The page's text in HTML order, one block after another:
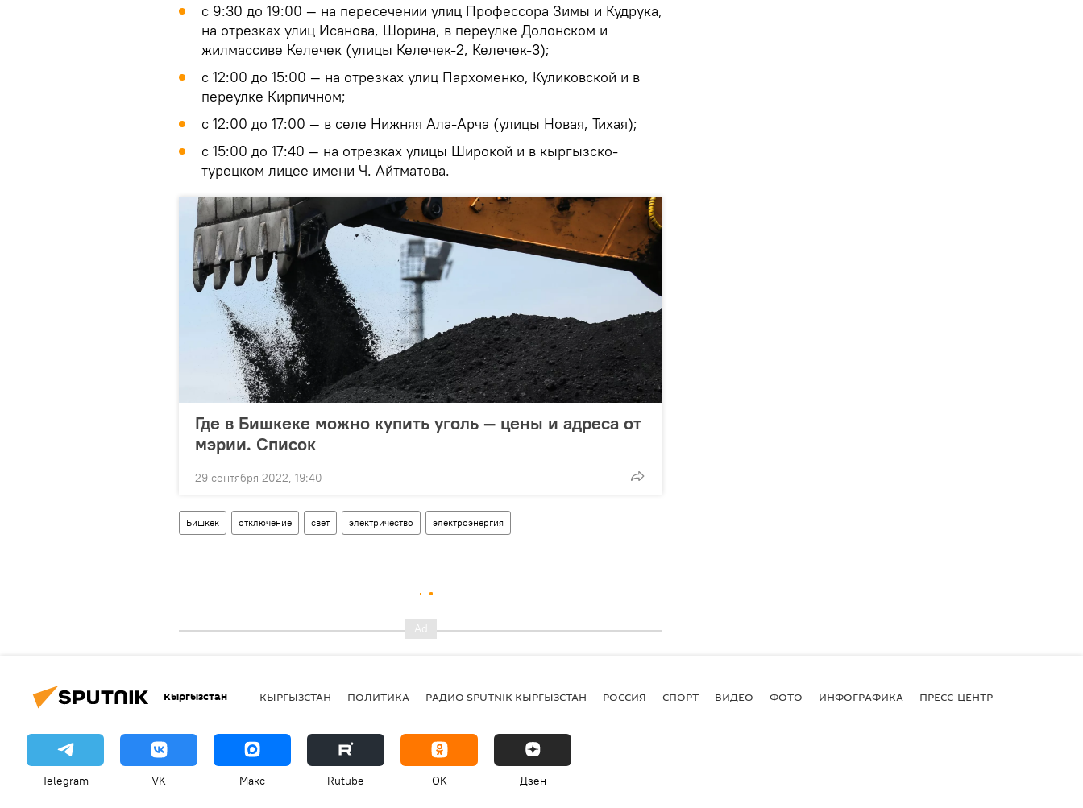
с 9:30 до 19:00 — на пересечении улиц Профессора Зимы и Кудрука,
на отрезках улиц Исанова, Шорина, в переулке Долонском и
жилмассиве Келечек (улицы Келечек-2, Келечек-3);
с 12:00 до 15:00 — на отрезках улиц Пархоменко, Куликовской и в
переулке Кирпичном;
с 12:00 до 17:00 — в селе Нижняя Ала-Арча (улицы Новая, Тихая);
с 15:00 до 17:40 — на отрезках улицы Широкой и в кыргызско-
турецком лицее имени Ч. Айтматова.
Где в Бишкеке можно купить уголь — цены и адреса от
мэрии. Список
29 сентября 2022, 19:40
Бишкек отключение свет электричество электроэнергия
Кыргызстан КЫРГЫЗСТАН ПОЛИТИКА РАДИО SPUTNIK КЫРГЫЗСТАН РОССИЯ СПОРТ ВИДЕО ФОТО ИНФОГРАФИКА ПРЕСС-ЦЕНТР
Telegram VK Макс Rutube OK Дзен